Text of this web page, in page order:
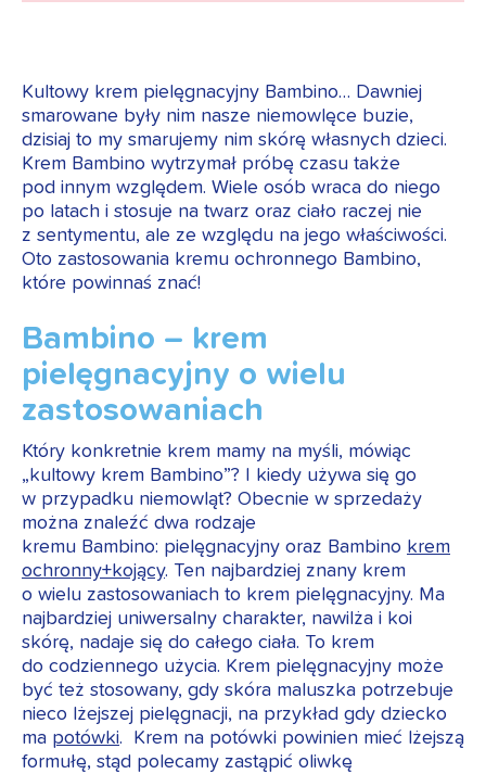
Kultowy krem pielęgnacyjny Bambino… Dawniej
smarowane były nim nasze niemowlęce buzie,
dzisiaj to my smarujemy nim skórę własnych dzieci.
Krem Bambino wytrzymał próbę czasu także
pod innym względem. Wiele osób wraca do niego
po latach i stosuje na twarz oraz ciało raczej nie
z sentymentu, ale ze względu na jego właściwości.
Oto zastosowania kremu ochronnego Bambino,
które powinnaś znać!
Bambino – krem
pielęgnacyjny o wielu
zastosowaniach
Który konkretnie krem mamy na myśli, mówiąc
„kultowy krem Bambino”? I kiedy używa się go
w przypadku niemowląt? Obecnie w sprzedaży
można znaleźć dwa rodzaje
kremu Bambino: pielęgnacyjny oraz Bambino krem
ochronny+kojący. Ten najbardziej znany krem
o wielu zastosowaniach to krem pielęgnacyjny. Ma
najbardziej uniwersalny charakter, nawilża i koi
skórę, nadaje się do całego ciała. To krem
do codziennego użycia. Krem pielęgnacyjny może
być też stosowany, gdy skóra maluszka potrzebuje
nieco lżejszej pielęgnacji, na przykład gdy dziecko
ma potówki. Krem na potówki powinien mieć lżejszą
formułę, stąd polecamy zastąpić oliwkę